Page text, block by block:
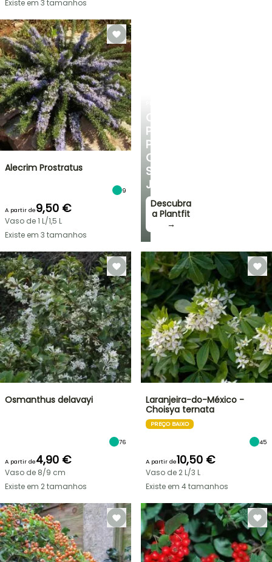
CONSELHOS
PERSONALIZADOS
PARA
O
SEU
JARDIM
Descubra
a Plantfit
→
Existe em 3 tamanhos
Alecrim Prostratus
9
A partir de9,50 €
Vaso de 1 L/1,5 L
Existe em 3 tamanhos
Osmanthus delavayi
76
A partir de4,90 €
Vaso de 8/9 cm
Existe em 2 tamanhos
Laranjeira-do-México -
Choisya ternata
PREÇO BAIXO
45
A partir de10,50 €
Vaso de 2 L/3 L
Existe em 4 tamanhos